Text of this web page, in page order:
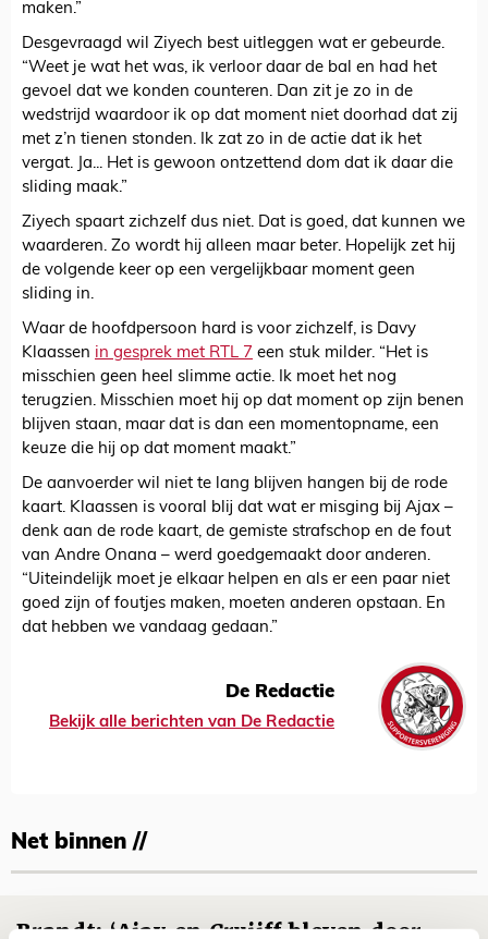
maken.”
Desgevraagd wil Ziyech best uitleggen wat er gebeurde.
“Weet je wat het was, ik verloor daar de bal en had het
gevoel dat we konden counteren. Dan zit je zo in de
wedstrijd waardoor ik op dat moment niet doorhad dat zij
met z’n tienen stonden. Ik zat zo in de actie dat ik het
vergat. Ja... Het is gewoon ontzettend dom dat ik daar die
sliding maak.”
Ziyech spaart zichzelf dus niet. Dat is goed, dat kunnen we
waarderen. Zo wordt hij alleen maar beter. Hopelijk zet hij
de volgende keer op een vergelijkbaar moment geen
sliding in.
Waar de hoofdpersoon hard is voor zichzelf, is Davy
Klaassen in gesprek met RTL 7 een stuk milder. “Het is
misschien geen heel slimme actie. Ik moet het nog
terugzien. Misschien moet hij op dat moment op zijn benen
blijven staan, maar dat is dan een momentopname, een
keuze die hij op dat moment maakt.”
De aanvoerder wil niet te lang blijven hangen bij de rode
kaart. Klaassen is vooral blij dat wat er misging bij Ajax –
denk aan de rode kaart, de gemiste strafschop en de fout
van Andre Onana – werd goedgemaakt door anderen.
“Uiteindelijk moet je elkaar helpen en als er een paar niet
goed zijn of foutjes maken, moeten anderen opstaan. En
dat hebben we vandaag gedaan.”
De Redactie
Bekijk alle berichten van De Redactie
Net binnen //
Brandt: ‘Ajax en Cruijff bleven door